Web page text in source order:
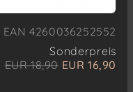
EAN 4260036252552
Sonderpreis
EUR 18,90 EUR 16,90